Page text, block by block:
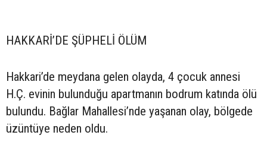
HAKKARİ’DE ŞÜPHELİ ÖLÜM
Hakkari’de meydana gelen olayda, 4 çocuk annesi
H.Ç. evinin bulunduğu apartmanın bodrum katında ölü
bulundu. Bağlar Mahallesi’nde yaşanan olay, bölgede
üzüntüye neden oldu.